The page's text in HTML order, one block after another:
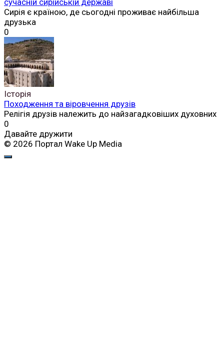
Сирія є країною, де сьогодні проживає найбільша
друзька
0
Історія
Походження та віровчення друзів
Релігія друзів належить до найзагадковіших духовних
0
Давайте дружити
© 2026 Портал Wake Up Media